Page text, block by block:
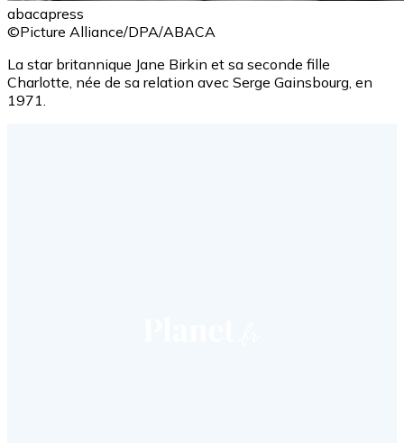
abacapress
©Picture Alliance/DPA/ABACA
La star britannique Jane Birkin et sa seconde fille
Charlotte, née de sa relation avec Serge Gainsbourg, en
1971.